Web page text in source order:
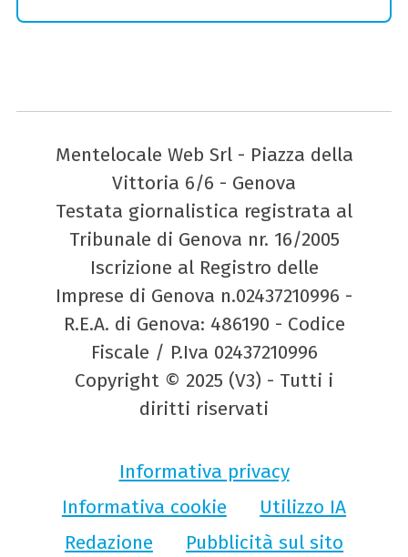
Mentelocale Web Srl - Piazza della
Vittoria 6/6 - Genova
Testata giornalistica registrata al
Tribunale di Genova nr. 16/2005
Iscrizione al Registro delle
Imprese di Genova n.02437210996 -
R.E.A. di Genova: 486190 - Codice
Fiscale / P.Iva 02437210996
Copyright © 2025 (V3) - Tutti i
diritti riservati
Informativa privacy
Informativa cookie
Utilizzo IA
Redazione
Pubblicità sul sito